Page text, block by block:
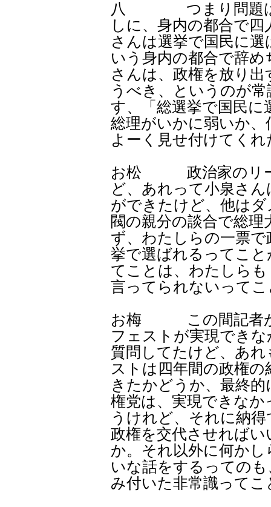
八 つまり問題はふ
しに、身内の都合で
さんは選挙で国民に
いう身内の都合で辞
さんは、政権を放り
うべき、というのが
す、「総選挙で国民
総理がいかに弱いか
よーく見せ付けてくれ
お松 政治家のリー
ど、あれって小泉さ
ができたけど、他は
閥の親分の談合で総
ず、わたしらの一票
挙で選ばれるってこ
てことは、わたしら
言ってられないってこ
お梅 この間記者が
フェストが実現でき
質問してたけど、あ
ストは四年間の政権
きたかどうか、最終
権党は、実現できな
うけれど、それに納
政権を交代させれば
か。それ以外に何か
いな話をするっての
み付いた非常識ってこ